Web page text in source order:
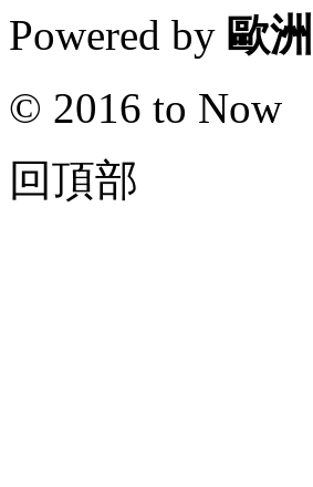
Powered by 歐
© 2016 to Now
回頂部